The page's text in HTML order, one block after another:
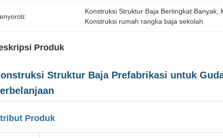
Konstruksi Struktur Baja Bertingkat Banyak
Konstruksi rumah rangka baja sekolah
Produk
Struktur Baja Prefabrikasi untuk
Produk